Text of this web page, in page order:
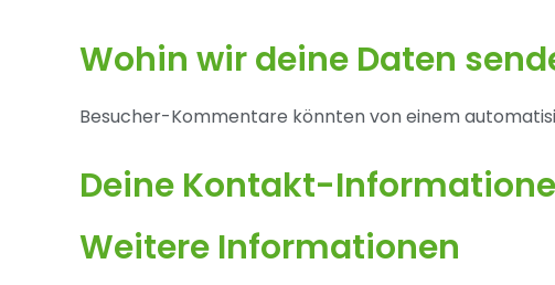
Wohin wir deine Daten
Besucher-Kommentare könnten von einem
Deine Kontakt-
Weitere Informationen